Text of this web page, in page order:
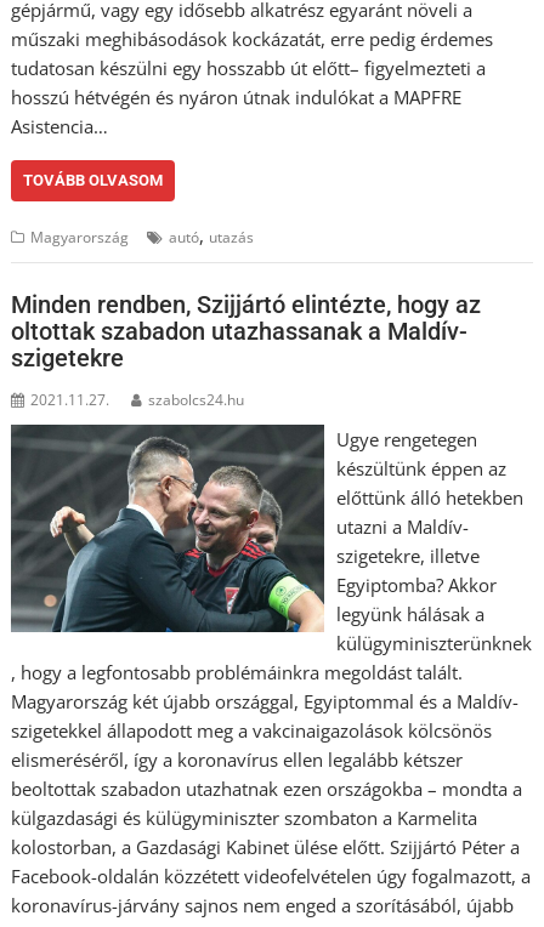
gépjármű, vagy egy idősebb alkatrész egyaránt növeli a
műszaki meghibásodások kockázatát, erre pedig érdemes
tudatosan készülni egy hosszabb út előtt– figyelmezteti a
hosszú hétvégén és nyáron útnak indulókat a MAPFRE
Asistencia…
TOVÁBB OLVASOM
Magyarország autó, utazás
Minden rendben, Szijjártó elintézte, hogy az
oltottak szabadon utazhassanak a Maldív-
szigetekre
2021.11.27. szabolcs24.hu
Ugye rengetegen
készültünk éppen az
előttünk álló hetekben
utazni a Maldív-
szigetekre, illetve
Egyiptomba? Akkor
legyünk hálásak a
külügyminiszterünknek
, hogy a legfontosabb problémáinkra megoldást talált.
Magyarország két újabb országgal, Egyiptommal és a Maldív-
szigetekkel állapodott meg a vakcinaigazolások kölcsönös
elismeréséről, így a koronavírus ellen legalább kétszer
beoltottak szabadon utazhatnak ezen országokba – mondta a
külgazdasági és külügyminiszter szombaton a Karmelita
kolostorban, a Gazdasági Kabinet ülése előtt. Szijjártó Péter a
Facebook-oldalán közzétett videofelvételen úgy fogalmazott, a
koronavírus-járvány sajnos nem enged a szorításából, újabb